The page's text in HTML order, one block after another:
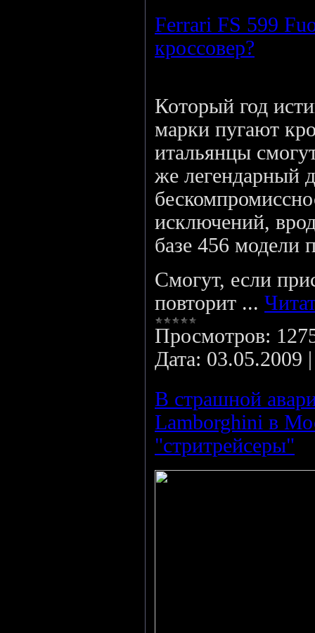
Ferrari FS 599
кроссовер?
Который год
марки пугают
итальянцы
же легендарный
исключений,
базе 456 модели
Смогут, если
повторит ...
Просмотров:
Дата: 03.05.2009
В страшной
Lamborghini в
"стритрейсеры"